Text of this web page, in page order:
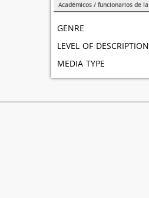
genre
level of description
media type